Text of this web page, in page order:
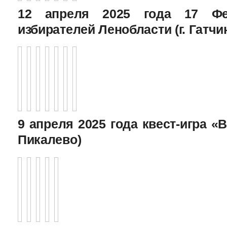
12 апреля 2025 года 17
избирателей Ленобласти (г.
9 апреля 2025 года квест-игра
Пикалево)